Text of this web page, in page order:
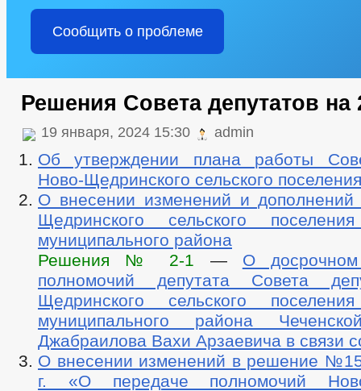
Сообщить о проблеме
Решения Совета депутатов на
19 января, 2024 15:30 admin
Об утверждении плана работы
Ново-Щедринского сельского
О внесении изменений и
Щедринского сельского
муниципального района
Решения № 2-1 — О
полномочий депутата Совета
Щедринского сельского
муниципального района
Джабраилова Вахи Арзаевича в связи
О внесении изменений в решение
г. «О передаче полномочий